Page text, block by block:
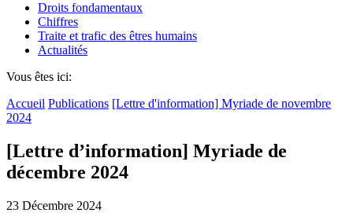
Droits fondamentaux
Chiffres
Traite et trafic des êtres humains
Actualités
Vous êtes ici:
Accueil Publications [Lettre d'information] Myriade de novembre
2024
[Lettre d’information] Myriade de
décembre 2024
23 Décembre 2024